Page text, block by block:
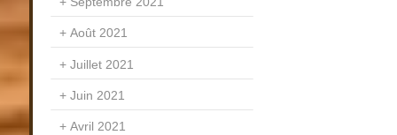
Août 2021
Juillet 2021
Juin 2021
Avril 2021